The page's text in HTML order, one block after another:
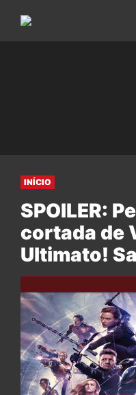
INÍCIO
SPOILER:
cortada de
Ultimato!